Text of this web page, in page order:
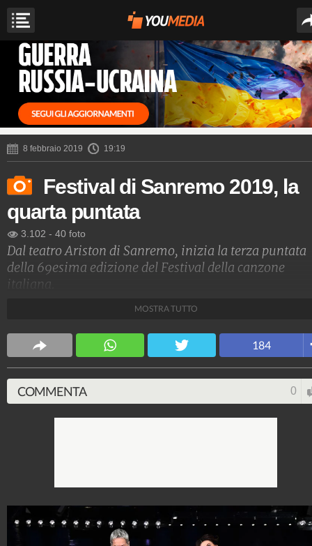
8 febbraio 2019 19:19
Festival di Sanremo 2019, la
quarta puntata
3.102 - 40 foto
Dal teatro Ariston di Sanremo, inizia la terza puntata
della 69esima edizione del Festival della canzone
italiana.
Spettacolo FanpageMOSTRA TUTTO
184
COMMENTA 0